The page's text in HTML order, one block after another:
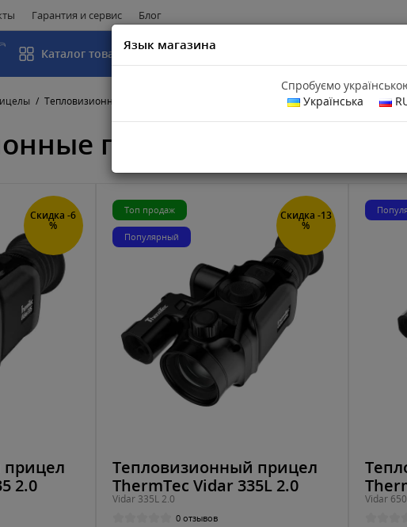
Гарантия и сервис Блог
Каталог товаров
Тепловизионные прицелы ThermEye
Язык магазина
Спробуємо
Українська
прицелы ThermEye
Скидка -6
%
2.0
Скидка -13
%
Топ продаж
Популярный
Тепловизионный прицел
ThermTec Vidar 335L 2.0
Vidar 335L 2.0
0 отзывов
Vidar